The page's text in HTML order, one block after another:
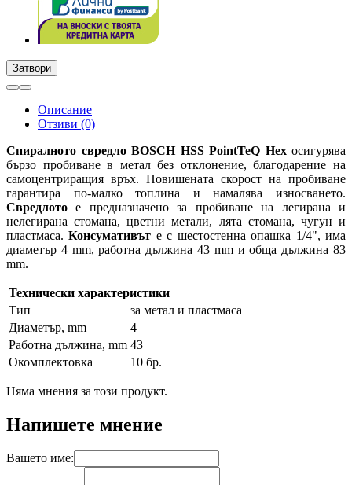
Затвори
Описание
Отзиви (0)
Спиралното свредло BOSCH HSS PointTeQ Hex осигурява
бързо пробиване в метал без отклонение, благодарение на
самоцентриращия връх. Повишената скорост на пробиване
гарантира по-малко топлина и намалява износването.
Свредлотое предназначено за пробиване на легирана и
нелегирана стомана, цветни метали, лята стомана, чугун и
пластмаса.Консумативът е с шестостенна опашка 1/4", има
диаметър 4 mm, работна дължина 43 mm и обща дължина 83
mm.
Технически характеристики
Тип
за метал и пластмаса
Диаметър, mm
4
Работна дължина, mm 43
Окомплектовка
10 бр.
Няма мнения за този продукт.
Напишете мнение
Вашето име: